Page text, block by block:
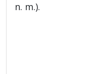
n. m.).